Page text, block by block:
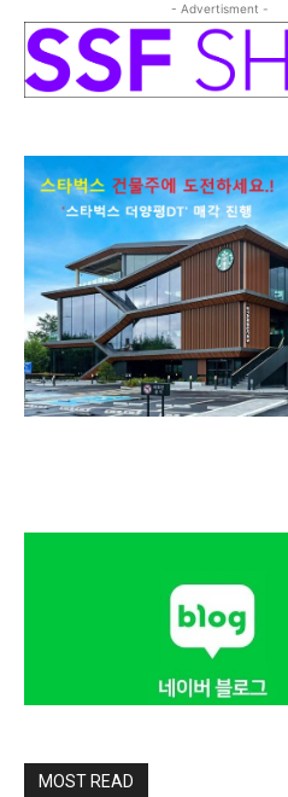
- Advertisment -
MOST READ